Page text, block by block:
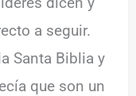
a seguir.
Santa Biblia y
que son un